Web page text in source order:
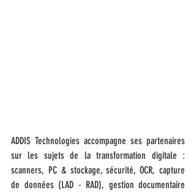
ADDIS Technologies accompagne ses partenaires
sur les sujets de la transformation digitale :
scanners, PC & stockage, sécurité, OCR, capture
de données (LAD - RAD), gestion documentaire